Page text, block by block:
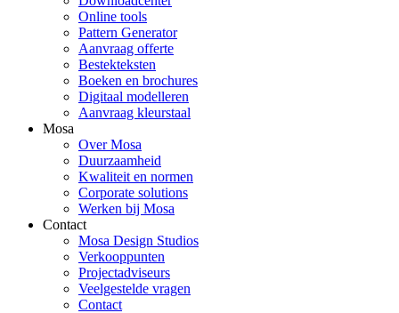
Online tools
Pattern Generator
Aanvraag offerte
Bestekteksten
Boeken en brochures
Digitaal modelleren
Aanvraag kleurstaal
Mosa
Over Mosa
Duurzaamheid
Kwaliteit en normen
Corporate solutions
Werken bij Mosa
Contact
Mosa Design Studios
Verkooppunten
Projectadviseurs
Veelgestelde vragen
Contact